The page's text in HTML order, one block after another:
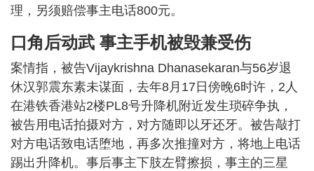
理，另须赔偿事主电话800元。
口角后动武 事主手机被毁兼受伤
案情指，被告Vijaykrishna Dhanasekaran与56岁退
休汉郭震东素未谋面，去年8月17日傍晚6时许，2人
在港铁香港站2楼PL8号升降机附近发生琐碎争执，
被告用电话拍摄对方，对方随即以牙还牙。被告敲打
对方电话致电话堕地，再多次推撞对方，将地上电话
踢出升降机。事后事主下肢左臂擦损，事主的三星